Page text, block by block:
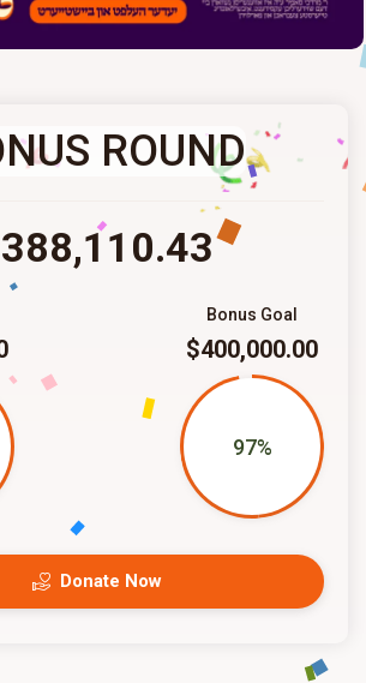
ROUND
388,110.43
Bonus Goal
$400,000.00
97%
Donate Now